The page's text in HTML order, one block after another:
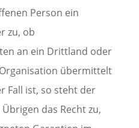
Person ein
zu, ob
an ein Drittland oder
übermittelt
Fall ist, so steht der
das Recht zu,